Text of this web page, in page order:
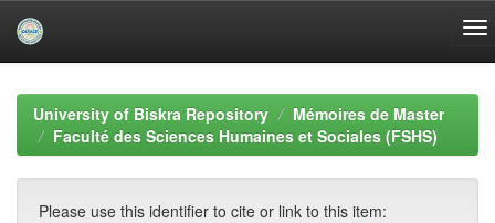
navigationUniversity of Biskra Repository
Mémoires de Master
Faculté des Sciences Humaines et Sociales (FSHS)
Please use this identifier to cite or link to this item: